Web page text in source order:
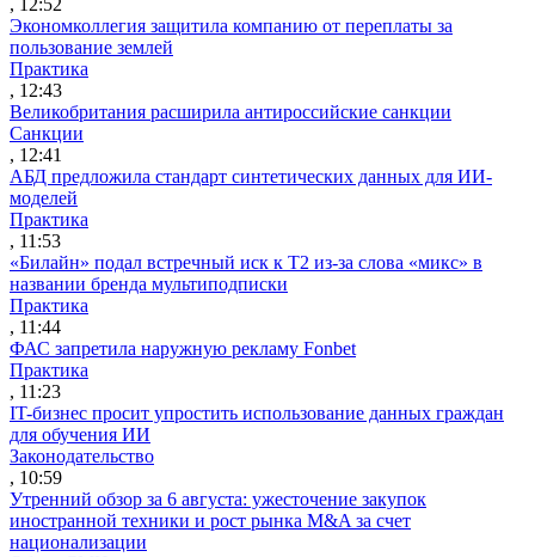
Экономколлегия защитила компанию от переплаты за
пользование землей
Практика
, 12:43
Великобритания расширила антироссийские санкции
Санкции
, 12:41
АБД предложила стандарт синтетических данных для ИИ-
моделей
Практика
, 11:53
«Билайн» подал встречный иск к Т2 из-за слова «микс» в
названии бренда мультиподписки
Практика
, 11:44
ФАС запретила наружную рекламу Fonbet
Практика
, 11:23
IT-бизнес просит упростить использование данных граждан
для обучения ИИ
Законодательство
, 10:59
Утренний обзор за 6 августа: ужесточение закупок
иностранной техники и рост рынка M&A за счет
национализации